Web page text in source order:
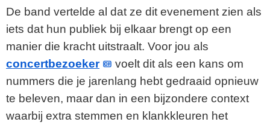
De band vertelde al dat ze dit evenement zien als
iets dat hun publiek bij elkaar brengt op een
manier die kracht uitstraalt. Voor jou als
concertbezoeker
voelt dit als een kans om
nummers die je jarenlang hebt gedraaid opnieuw
te beleven, maar dan in een bijzondere context
waarbij extra stemmen en klankkleuren het